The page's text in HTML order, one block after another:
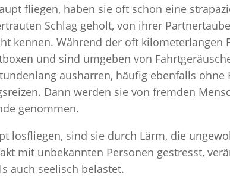
fliegen, haben sie oft schon eine
Schlag geholt, von ihrer
kennen. Während der oft kilometerlangen
und sind umgeben von
ausharren, häufig ebenfalls ohne
Dann werden sie von fremden
genommen.
losfliegen, sind sie durch Lärm, die
mit unbekannten Personen gestresst,
auch seelisch belastet.